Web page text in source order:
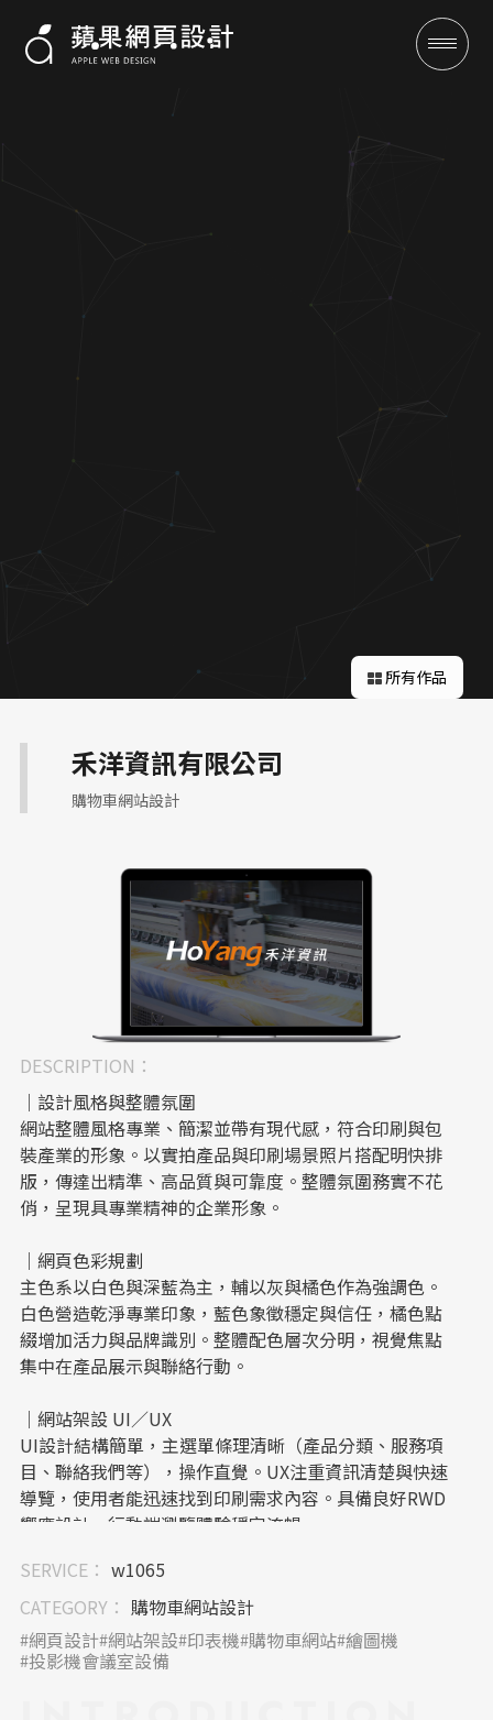
禾洋資訊有限公司-RWD網站設
所有作品
禾洋資訊有限公司
購物車網站設計
DESCRIPTION：
｜設計風格與整體氛圍
網站整體風格專業、簡潔並帶有現代感，符合印刷與包
裝產業的形象。以實拍產品與印刷場景照片搭配明快排
版，傳達出精準、高品質與可靠度。整體氛圍務實不花
俏，呈現具專業精神的企業形象。
｜網頁色彩規劃
主色系以白色與深藍為主，輔以灰與橘色作為強調色。
白色營造乾淨專業印象，藍色象徵穩定與信任，橘色點
綴增加活力與品牌識別。整體配色層次分明，視覺焦點
集中在產品展示與聯絡行動。
｜網站架設 UI／UX
UI設計結構簡單，主選單條理清晰（產品分類、服務項
目、聯絡我們等），操作直覺。UX注重資訊清楚與快速
導覽，使用者能迅速找到印刷需求內容。具備良好RWD
響應設計，行動端瀏覽體驗穩定流暢。
｜內容視覺表現，Banner 設計
首頁Banner以印刷成品或機台運作實景為主，搭配簡潔
標語凸顯「專業印刷 × 品質保證」。圖片解析度高、光
影自然，呈現真實質感。內容頁以圖文並排方式展示產
SERVICE： w1065
CATEGORY： 購物車網站設計
網頁設計 網站架設 印表機 購物車網站 繪圖機
投影機會議室設備